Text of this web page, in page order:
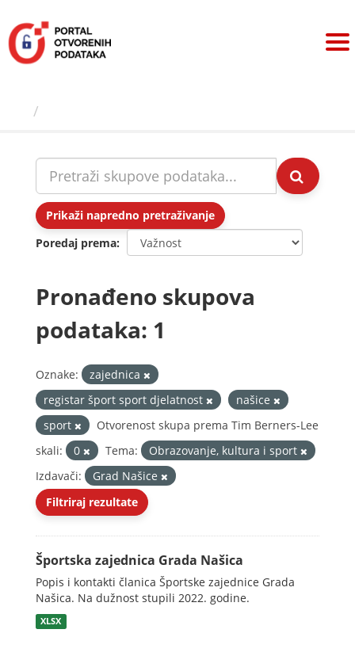
sadržaj
Prikaži napredno pretraživanje
Poredaj prema
Pronađeno skupova
podataka: 1
Oznake:
zajednica
registar šport sport djelatnost
našice
sport
Otvorenost skupa prema Tim Berners-Lee
skali:
0 Tema:
Obrazovanje, kultura i sport
Izdavači:
Grad Našice
Filtriraj rezultate
Športska zajednica Grada Našica
Popis i kontakti članica Športske zajednice Grada
Našica. Na dužnost stupili 2022. godine.
XLSX